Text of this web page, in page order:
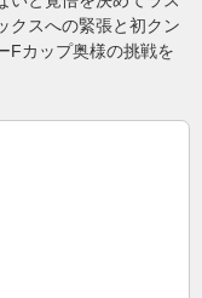
クスへの緊張と初クン
Fカップ奥様の挑戦を